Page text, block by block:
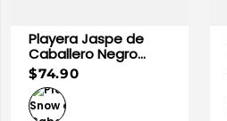
Playera Jaspe de
Caballero Negro
Jaspe 100% Algodón
| Optima
$74.90